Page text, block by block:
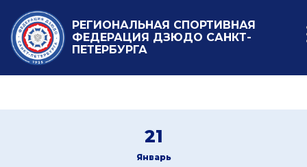
РЕГИОНАЛЬНАЯ СПОРТИВНАЯ
ФЕДЕРАЦИЯ ДЗЮДО САНКТ-
ПЕТЕРБУРГА
21
Январь